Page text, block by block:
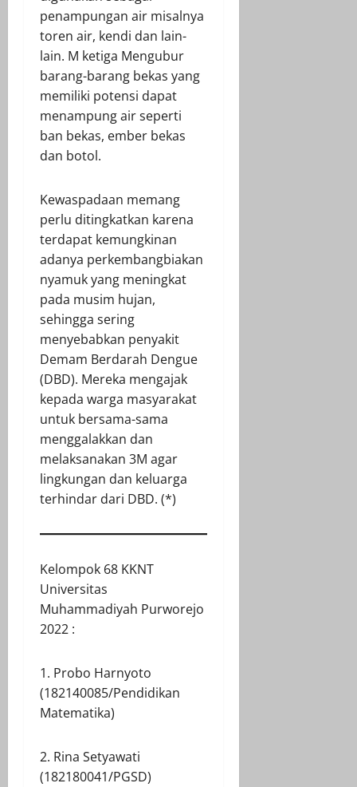
penampungan air misalnya
toren air, kendi dan lain-
lain. M ketiga Mengubur
barang-barang bekas yang
memiliki potensi dapat
menampung air seperti
ban bekas, ember bekas
dan botol.
Kewaspadaan memang
perlu ditingkatkan karena
terdapat kemungkinan
adanya perkembangbiakan
nyamuk yang meningkat
pada musim hujan,
sehingga sering
menyebabkan penyakit
Demam Berdarah Dengue
(DBD). Mereka mengajak
kepada warga masyarakat
untuk bersama-sama
menggalakkan dan
melaksanakan 3M agar
lingkungan dan keluarga
terhindar dari DBD. (*)
Kelompok 68 KKNT
Universitas
Muhammadiyah Purworejo
2022 :
1. Probo Harnyoto
(182140085/Pendidikan
Matematika)
2. Rina Setyawati
(182180041/PGSD)